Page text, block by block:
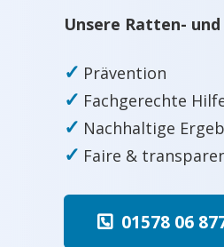
Unsere Ratten-
✓ Prävention
✓ Fachgerechte
✓ Nachhaltige
✓ Faire &
01578 06